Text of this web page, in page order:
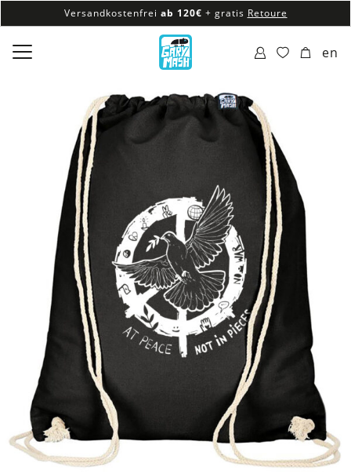
Versandkostenfrei ab 120€ + gratis Retoure
100% veganes & fair produziertes Sortiment
Versandkostenfrei ab 120€
en